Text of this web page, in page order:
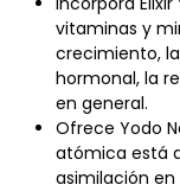
vitaminas y
crecimiento,
hormonal, la
en general.
Ofrece Yodo
atómica está
asimilación en